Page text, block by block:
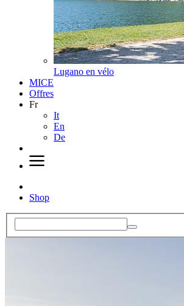
Lugano en vélo
MICE
Offres
Fr
It
En
De
Shop